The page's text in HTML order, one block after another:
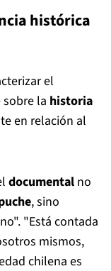
histórica
el
la historia
en relación al
documental no
, sino
"Está contada
mismos,
chilena es